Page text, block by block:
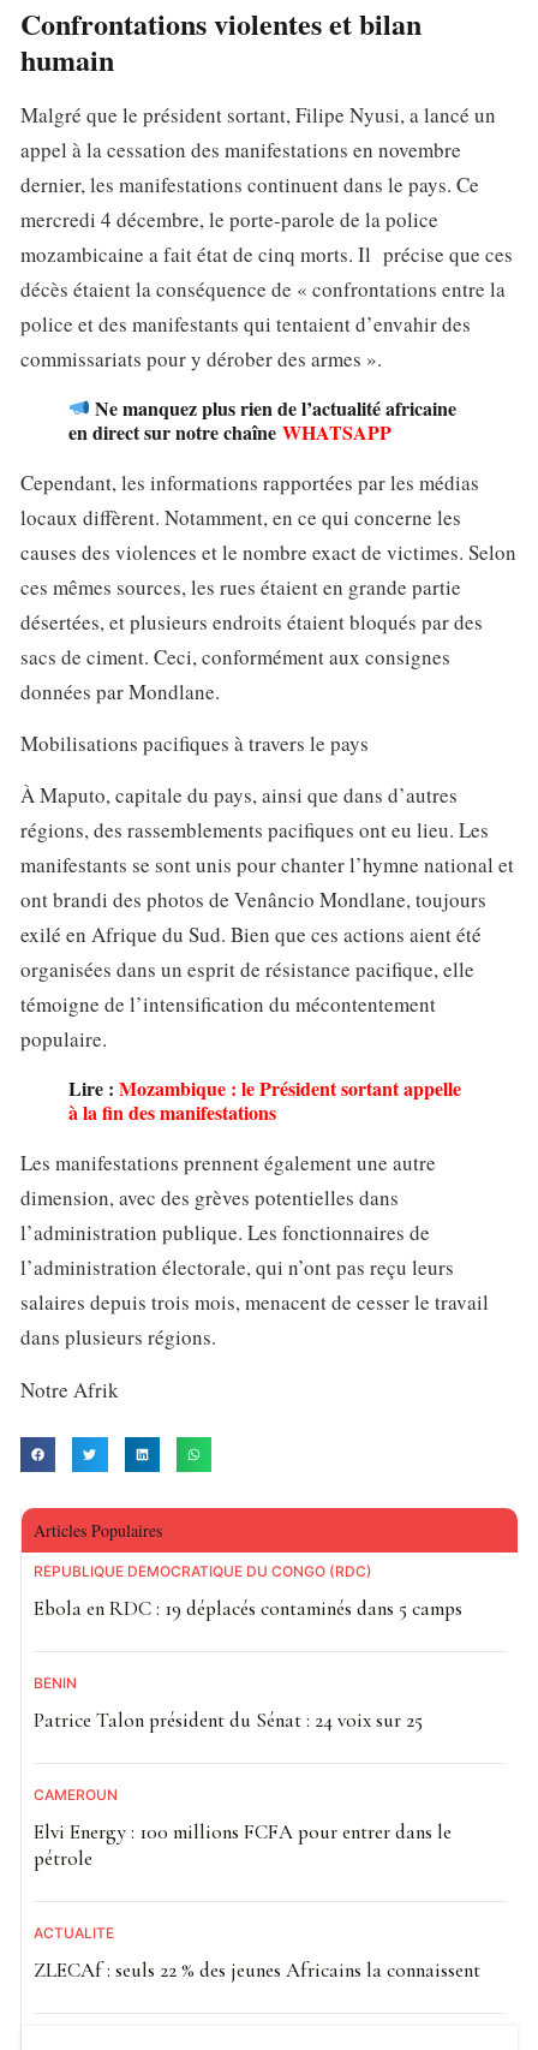
Confrontations violentes et bilan
humain
Malgré que le président sortant, Filipe Nyusi, a lancé un
appel à la cessation des manifestations en novembre
dernier, les manifestations continuent dans le pays. Ce
mercredi 4 décembre, le porte-parole de la police
mozambicaine a fait état de cinq morts. Il précise que ces
décès étaient la conséquence de « confrontations entre la
police et des manifestants qui tentaient d’envahir des
commissariats pour y dérober des armes ».
Ne manquez plus rien de l’actualité africaine
en direct sur notre chaîne WHATSAPP
Cependant, les informations rapportées par les médias
locaux diffèrent. Notamment, en ce qui concerne les
causes des violences et le nombre exact de victimes. Selon
ces mêmes sources, les rues étaient en grande partie
désertées, et plusieurs endroits étaient bloqués par des
sacs de ciment. Ceci, conformément aux consignes
données par Mondlane.
Mobilisations pacifiques à travers le pays
À Maputo, capitale du pays, ainsi que dans d’autres
régions, des rassemblements pacifiques ont eu lieu. Les
manifestants se sont unis pour chanter l’hymne national et
ont brandi des photos de Venâncio Mondlane, toujours
exilé en Afrique du Sud. Bien que ces actions aient été
organisées dans un esprit de résistance pacifique, elle
témoigne de l’intensification du mécontentement
populaire.
Lire : Mozambique : le Président sortant appelle
à la fin des manifestations
Les manifestations prennent également une autre
dimension, avec des grèves potentielles dans
l’administration publique. Les fonctionnaires de
l’administration électorale, qui n’ont pas reçu leurs
salaires depuis trois mois, menacent de cesser le travail
dans plusieurs régions.
Notre Afrik
Articles Populaires
RÉPUBLIQUE DÉMOCRATIQUE DU CONGO (RDC)
Ebola en RDC : 19 déplacés contaminés dans 5 camps
BÉNIN
Patrice Talon président du Sénat : 24 voix sur 25
CAMEROUN
Elvi Energy : 100 millions FCFA pour entrer dans le
pétrole
ACTUALITE
ZLECAf : seuls 22 % des jeunes Africains la connaissent